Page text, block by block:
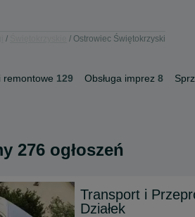
Ostrowiec Świętokrzyski
remontowe 129 Obsługa imprez 8
276 ogłoszeń
Transport i
Działek